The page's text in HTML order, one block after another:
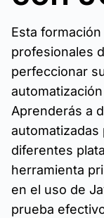
Esta
profesionales
perfeccionar
Aprenderás a
automatizadas
diferentes
herramienta
en el uso de
prueba